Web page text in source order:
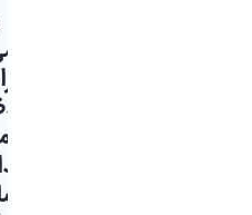
با عنایت به فرامین
مقدس جمهوری
خمینی (ره) و رهبر
آیت ا... خامنه ای
خصوص رسیدگی به
و... یادگاران معزز
ضرورت ارئه خدمات